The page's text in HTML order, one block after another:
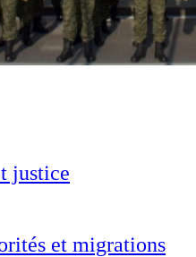
justice
et migrations